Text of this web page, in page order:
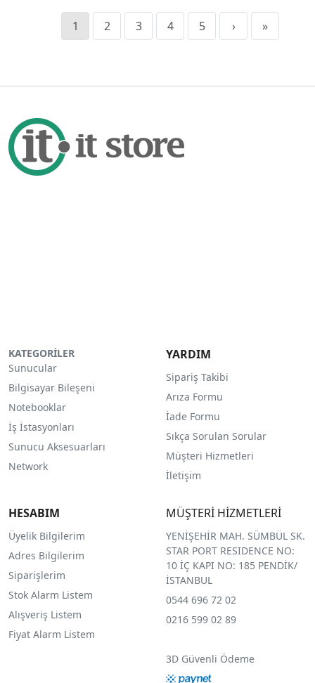
1 2 3 4 5 › »
KATEGORİLER
Sunucular
Bilgisayar Bileşeni
Notebooklar
İş İstasyonları
Sunucu Aksesuarları
Network
YARDIM
Sipariş Takibi
Arıza Formu
İade Formu
Sıkça Sorulan Sorular
Müşteri Hizmetleri
İletişim
HESABIM
Üyelik Bilgilerim
Adres Bilgilerim
Siparişlerim
Stok Alarm Listem
Alışveriş Listem
Fiyat Alarm Listem
MÜŞTERİ HİZMETLERİ
YENİŞEHİR MAH. SÜMBÜL SK.
STAR PORT RESIDENCE NO:
10 İÇ KAPI NO: 185 PENDİK/
İSTANBUL
0544 696 72 02
0216 599 02 89
3D Güvenli Ödeme